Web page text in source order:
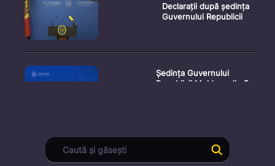
Declarații după ședința
Guvernului Republicii
Ședința Guvernului
Republicii Moldova din 5
Secretarul general al
Guvernului, Alexei Buzu,
est